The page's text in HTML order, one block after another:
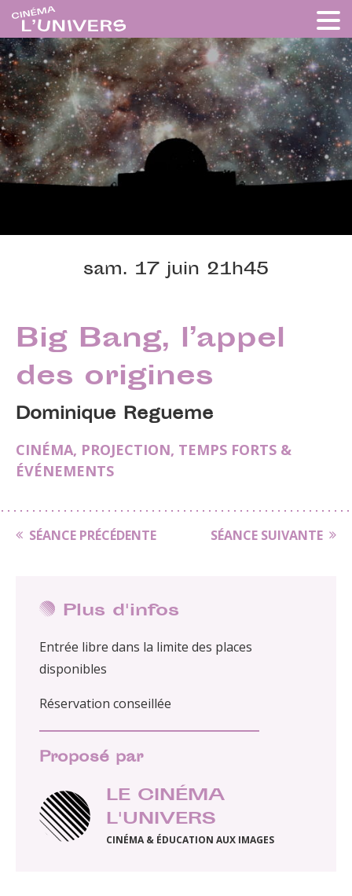
sam. 17 juin 21h45
Big Bang, l’appel
des origines
Dominique Regueme
CINÉMA, PROJECTION, TEMPS FORTS &
ÉVÉNEMENTS
SÉANCE PRÉCÉDENTE SÉANCE SUIVANTE
Plus d'infos
Entrée libre dans la limite des places
disponibles
Réservation conseillée
Proposé par
LE CINÉMA
L'UNIVERS
CINÉMA & ÉDUCATION AUX IMAGES